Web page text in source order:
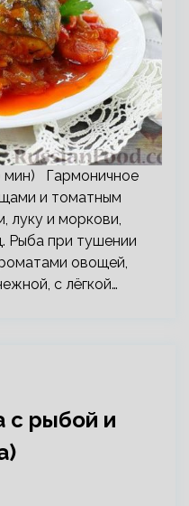
мин) Гармоничное
и томатным
луку и моркови,
Рыба при тушении
овощей,
с лёгкой…
с рыбой и